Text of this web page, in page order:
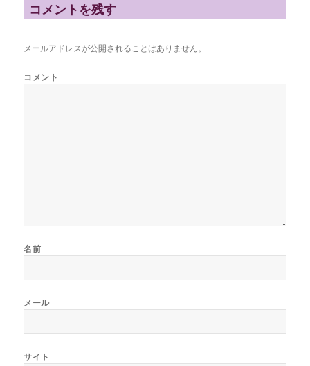
コメントを残す
メールアドレスが公開されることはありません。
コメント
名前
メール
サイト